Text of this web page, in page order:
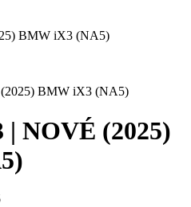
BMW iX3 (NA5)
NOVÉ (2025)